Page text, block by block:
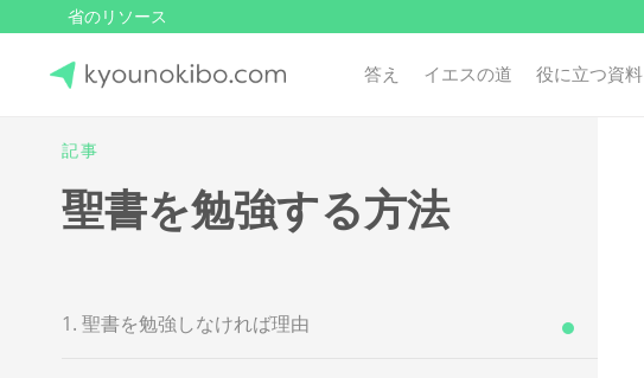
省のリソース
Japanese Journey Online
答え イエスの道 役に立つ資料
記事
聖書を勉強する方法
1. 聖書を勉強しなければ理由